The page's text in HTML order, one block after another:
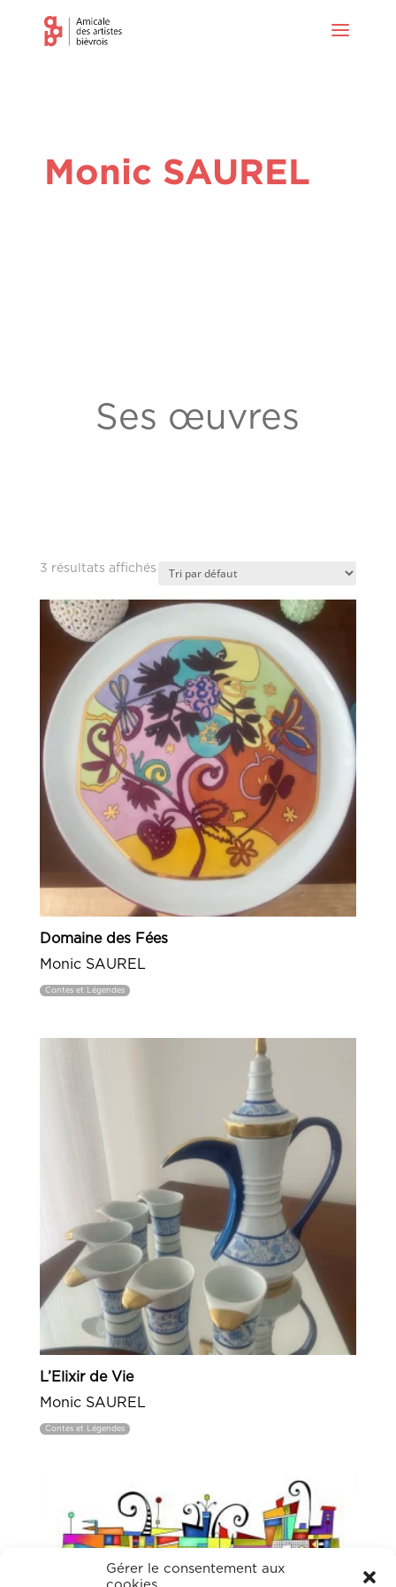
Gérer le consentement aux
3 résultats affichés
Domaine des Fées
Monic SAUREL
Contes et Légendes
L’Elixir de Vie
Monic SAUREL
Contes et Légendes
Monic SAUREL
Ses œuvres